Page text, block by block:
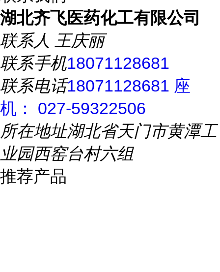
湖北齐飞医药化工有限公司
联系人 王庆丽
联系手机18071128681
联系电话18071128681 座
机： 027-59322506
所在地址湖北省天门市黄潭工
业园西窑台村六组
推荐产品